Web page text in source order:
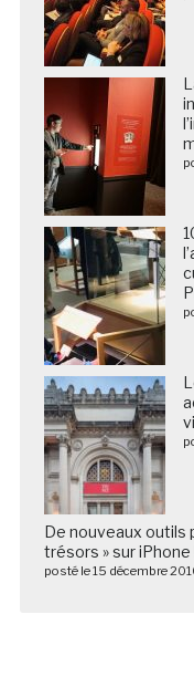
De nouveaux outils
trésors » sur iPhone
posté le 15 décembre